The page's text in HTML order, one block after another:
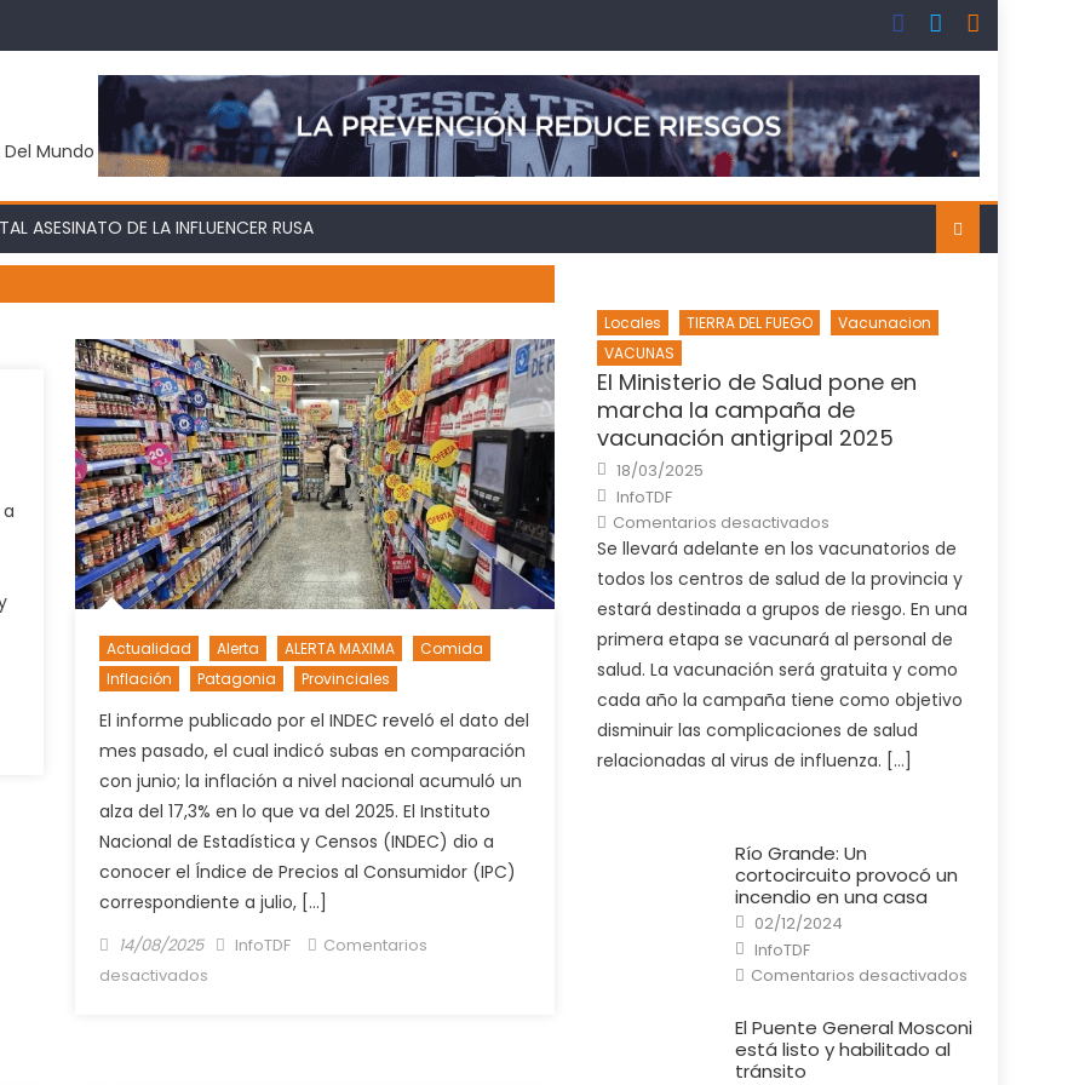
Mundo
ASESINATO DE LA INFLUENCER RUSA
Actualidad Alerta ALERTA MAXIMA
Comida
Inflación
Patagonia Provinciales
El informe publicado por el INDEC reveló el dato del
mes pasado, el cual indicó subas en comparación
con junio; la inflación a nivel nacional acumuló un
alza del 17,3% en lo que va del 2025. El Instituto
Nacional de Estadística y Censos (INDEC) dio a
conocer el Índice de Precios al Consumidor (IPC)
correspondiente a julio, […]
Posted
on
14/08/2025 Author
InfoTDF
Comentarios
desactivadosen
Locales TIERRA DEL FUEGO
Vacunacion
VACUNAS
El Ministerio de Salud pone en
marcha la campaña de
vacunación antigripal 2025
Posted
on
18/03/2025
Author
InfoTDF
Comentarios desactivados
Ministerio
Salud
pone
en
marcha
la
campaña
de
vacunación
antigripal
2025
Se llevará adelante en los vacunatorios de
todos los centros de salud de la provincia y
estará destinada a grupos de riesgo. En una
primera etapa se vacunará al personal de
salud. La vacunación será gratuita y como
cada año la campaña tiene como objetivo
disminuir las complicaciones de salud
relacionadas al virus de influenza. […]
Río Grande: Un
cortocircuito provocó un
incendio en una casa
Posted
on
02/12/2024
Author
InfoTDF
Comentarios desactivadosen
Río
Un
cortocircuito
El Puente General Mosconi
está listo y habilitado al
tránsito